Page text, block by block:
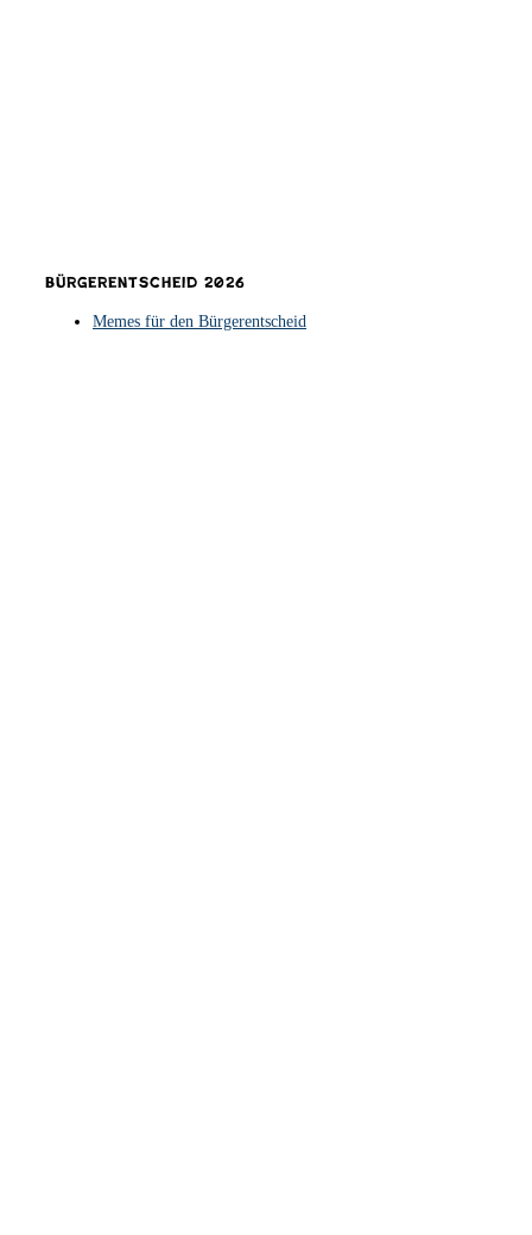
Bürgerentscheid 2026
Memes für den Bürgerentscheid